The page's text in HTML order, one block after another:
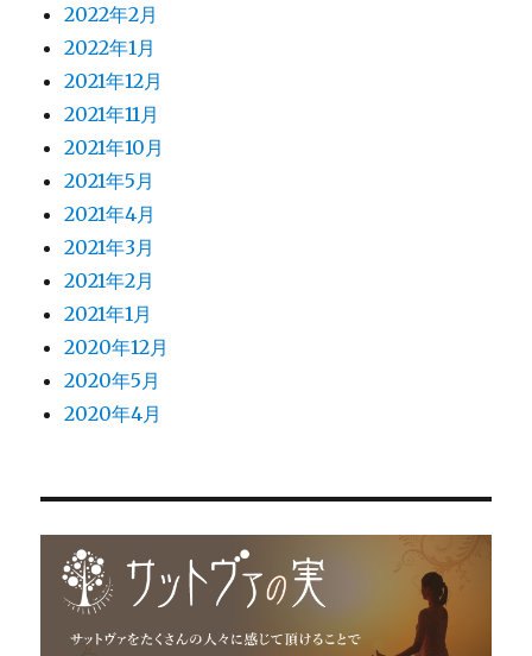
2022年2月
2022年1月
2021年12月
2021年11月
2021年10月
2021年5月
2021年4月
2021年3月
2021年2月
2021年1月
2020年12月
2020年5月
2020年4月